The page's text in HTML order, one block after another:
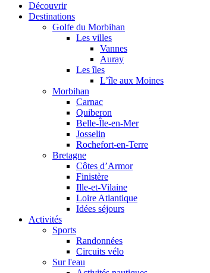
Découvrir
Destinations
Golfe du Morbihan
Les villes
Vannes
Auray
Les îles
L’île aux Moines
Morbihan
Carnac
Quiberon
Belle-Île-en-Mer
Josselin
Rochefort-en-Terre
Bretagne
Côtes d’Armor
Finistère
Ille-et-Vilaine
Loire Atlantique
Idées séjours
Activités
Sports
Randonnées
Circuits vélo
Sur l'eau